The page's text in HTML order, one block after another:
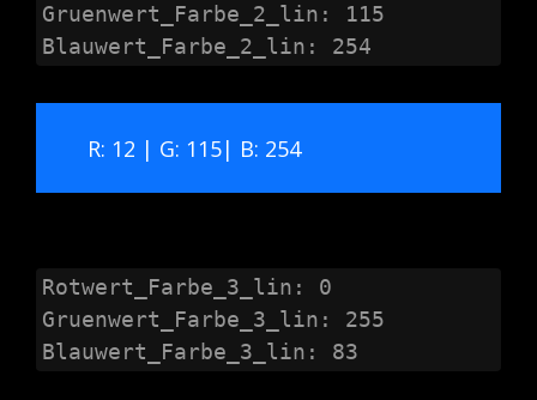
Gruenwert_Farbe_2_lin: 115
Blauwert_Farbe_2_lin: 254
R: 12 | G: 115| B: 254
Rotwert_Farbe_3_lin: 0
Gruenwert_Farbe_3_lin: 255
Blauwert_Farbe_3_lin: 83